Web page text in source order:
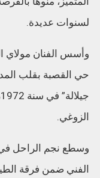
لسنوات عديدة.
وأسس الفنان مولاي
حي القصبة بقلب
الزوغي.
وسطع نجم الراحل
الفني ضمن فرقة